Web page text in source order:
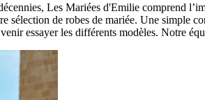
Les Mariées d'Emilie comprend
sélection de robes de mariée. Une
essayer les différents modèles. Notre